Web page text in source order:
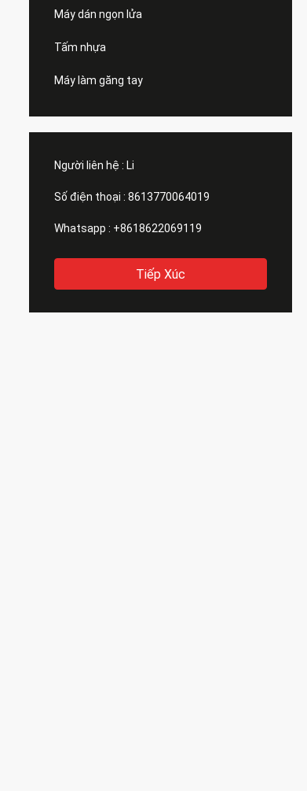
Máy dán ngọn lửa
Tấm nhựa
Máy làm găng tay
Người liên hệ : Li
Số điện thoại : 8613770064019
Whatsapp : +8618622069119
Tiếp Xúc